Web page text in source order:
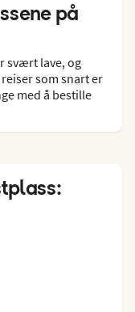
på
svært lave, og
som snart er
med å bestille